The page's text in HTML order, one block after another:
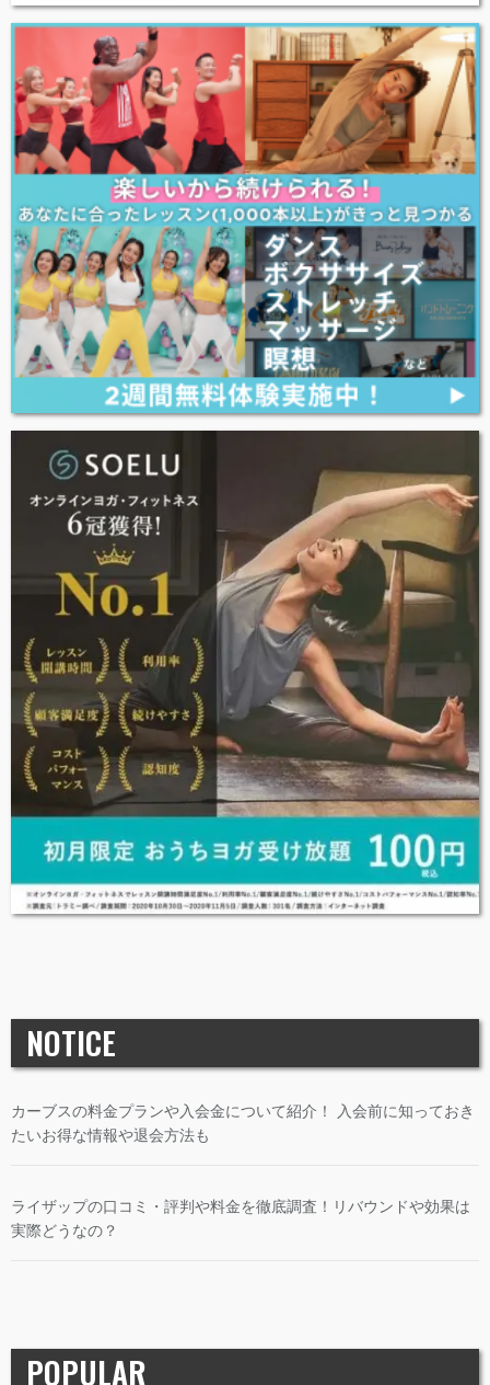
NOTICE
カーブスの料金プランや入会金について紹介！ 入会前に知っておき
たいお得な情報や退会方法も
ライザップの口コミ・評判や料金を徹底調査！リバウンドや効果は
実際どうなの？
POPULAR